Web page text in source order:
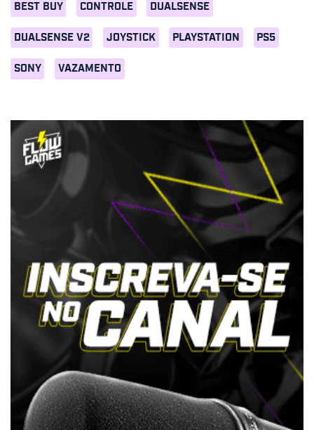
BEST BUY CONTROLE DUALSENSE
DUALSENSE V2 JOYSTICK PLAYSTATION PS5
SONY VAZAMENTO